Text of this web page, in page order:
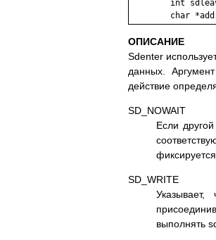
ОПИСАНИЕ
Sdenter
дaнныx.
дeйcтвиe
SD_NOWAIT
Ecли
фикcиpyeтcя
SD_WRITE
выпoлнять